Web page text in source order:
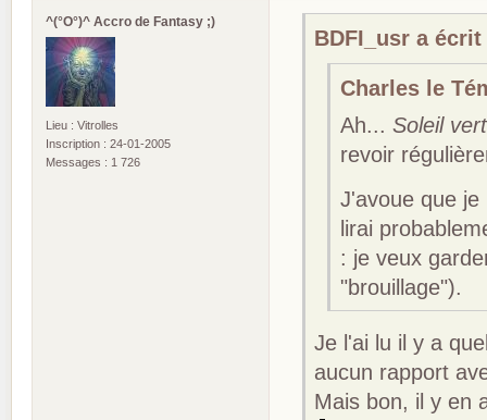
^(°O°)^ Accro de Fantasy ;)
Lieu : Vitrolles
Inscription : 24-01-2005
Messages : 1 726
BDFI_usr a
Charles le
Ah... Soleil vert
revoir
J'avoue que
lirai
: je veux
"brouillage").
Je l'ai lu il y a
aucun rapport
Mais bon, il y en